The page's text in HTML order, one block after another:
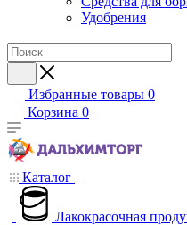
Удобрения
Избранные товары 0
Корзина 0
Каталог
Лакокрасочная